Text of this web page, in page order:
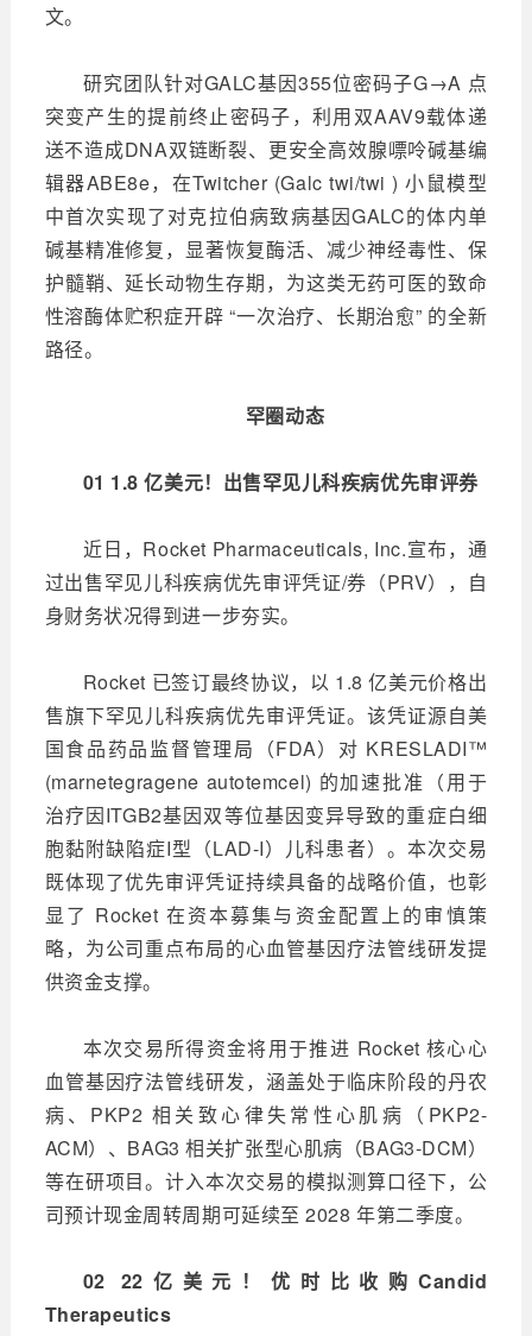
文。
研究团队针对GALC基因355位密码子G→A 点
突变产生的提前终止密码子，利用双AAV9载体递
送不造成DNA双链断裂、更安全高效腺嘌呤碱基编
辑器ABE8e，在Twitcher (Galc twi/twi ) 小鼠模型
中首次实现了对克拉伯病致病基因GALC的体内单
碱基精准修复，显著恢复酶活、减少神经毒性、保
护髓鞘、延长动物生存期，为这类无药可医的致命
性溶酶体贮积症开辟 “一次治疗、长期治愈” 的全新
路径。
罕圈动态
01 1.8 亿美元！出售罕见儿科疾病优先审评券
近日，Rocket Pharmaceuticals, Inc.宣布，通
过出售罕见儿科疾病优先审评凭证/券（PRV），自
身财务状况得到进一步夯实。
Rocket 已签订最终协议，以 1.8 亿美元价格出
售旗下罕见儿科疾病优先审评凭证。该凭证源自美
国食品药品监督管理局（FDA）对 KRESLADI™
(marnetegragene autotemcel) 的加速批准（用于
治疗因ITGB2基因双等位基因变异导致的重症白细
胞黏附缺陷症I型（LAD-I）儿科患者）。本次交易
既体现了优先审评凭证持续具备的战略价值，也彰
显了 Rocket 在资本募集与资金配置上的审慎策
略，为公司重点布局的心血管基因疗法管线研发提
供资金支撑。
本次交易所得资金将用于推进 Rocket 核心心
血管基因疗法管线研发，涵盖处于临床阶段的丹农
病、PKP2 相关致心律失常性心肌病（PKP2-
ACM）、BAG3 相关扩张型心肌病（BAG3-DCM）
等在研项目。计入本次交易的模拟测算口径下，公
司预计现金周转周期可延续至 2028 年第二季度。
02 22亿美元！优时比收购Candid
Therapeutics